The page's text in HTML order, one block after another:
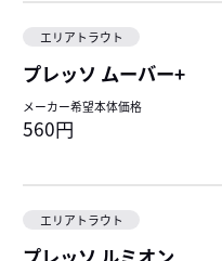
エリアトラウト
プレッソ ムーバー+
メーカー希望本体価格
560円
エリアトラウト